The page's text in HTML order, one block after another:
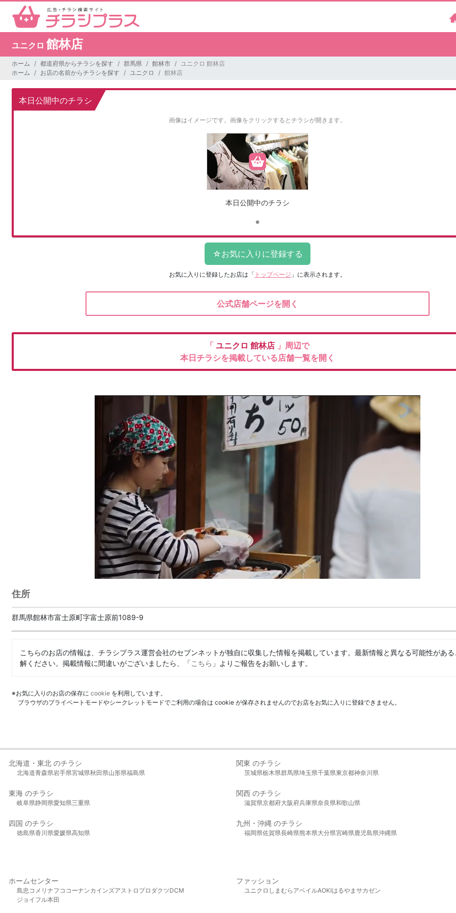
ユニクロ 館林店
ホーム 都道府県からチラシを探す 群馬県 館林市
ユニクロ 館林店
ホーム
お店の名前からチラシを探す ユニクロ 館林店
本日公開中のチラシ
画像はイメージです。 画像をクリックするとチラシが開きます。
本日公開中のチラシ
お気に入りに登録したお店は 「 トップページ 」に表示されます。
公式店舗ページを開く
「 ユニクロ 館林店 」周辺で
本日チラシを掲載している店舗一覧を開く
住所
群馬県館林市富士原町字富士原前1089-9
こちらのお店の情報は、チラシプラス運営会社のセブンネットが独自に収集した情報を掲載しています。最新情報と異なる可能性があ
解ください。掲載情報に間違いがございましたら、「こちら 」よりご報告をお願いします。
※お気に入りのお店の保存に cookie を利用しています。
ブラウザのプライベートモードやシークレットモードでご利用の場合は cookie が保存されませんのでお店をお気に入りに登録できません。
北海道・東北 のチラシ
北海道青森県岩手県宮城県秋田県山形県福島県
関東 のチラシ
茨城県栃木県群馬県埼玉県千葉県東京都神奈川県
東海 のチラシ
岐阜県静岡県愛知県三重県
関西 のチラシ
滋賀県京都府大阪府兵庫県奈良県和歌山県
四国 のチラシ
徳島県香川県愛媛県高知県
九州・沖縄 のチラシ
福岡県佐賀県長崎県熊本県大分県宮崎県鹿児島県沖縄県
ホームセンター
島忠 コメリ ナフコ コーナンカインズアストロプロダクツDCM
ジョイフル本田
ファッション
ユニクロ しまむら アベイルAOKIはるやま サカゼン